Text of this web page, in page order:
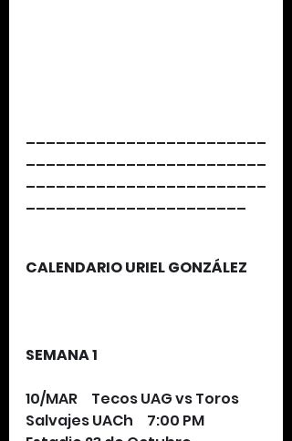
CALENDARIO URIEL GONZÁLEZ
SEMANA 1
10/MAR     Tecos UAG vs Toros
Salvajes UACh     7:00 PM